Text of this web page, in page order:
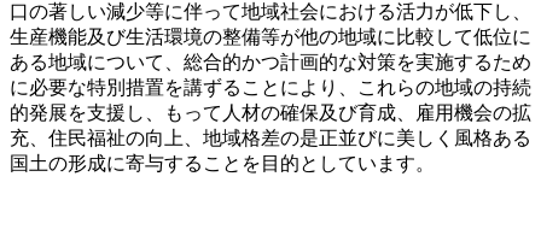
口の著しい減少等に伴って地域社会における活力が低下し、
生産機能及び生活環境の整備等が他の地域に比較して低位に
ある地域について、総合的かつ計画的な対策を実施するため
に必要な特別措置を講ずることにより、これらの地域の持続
的発展を支援し、もって人材の確保及び育成、雇用機会の拡
充、住民福祉の向上、地域格差の是正並びに美しく風格ある
国土の形成に寄与することを目的としています。